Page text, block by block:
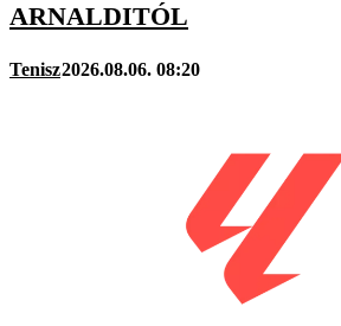
ARNALDITÓL
Tenisz2026.08.06. 08:20